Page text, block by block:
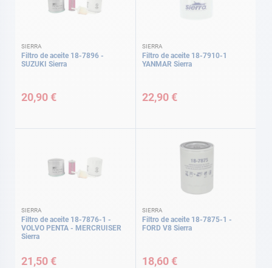
SIERRA
Filtro de aceite 18-7896 -
SUZUKI Sierra
20,90 €
SIERRA
Filtro de aceite 18-7910-1
YANMAR Sierra
22,90 €
SIERRA
Filtro de aceite 18-7876-1 -
VOLVO PENTA - MERCRUISER
Sierra
21,50 €
SIERRA
Filtro de aceite 18-7875-1 -
FORD V8 Sierra
18,60 €